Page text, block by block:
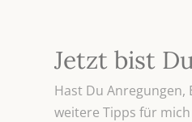
Jetzt bist
Hast Du Anregungen,
weitere Tipps für